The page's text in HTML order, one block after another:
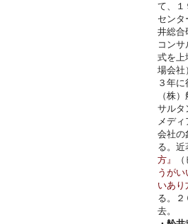
て、１
センタ
井総合
コン
式を上
場会社
３年
（株
サルタ
メデ
会社の
る。近
方』
うがい
いあり
る。２
去。